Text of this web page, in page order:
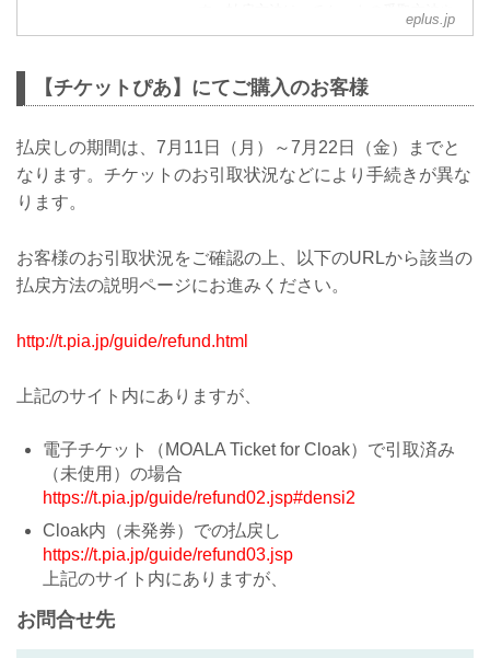
す。払戻方法は、チケットの受取方法や
支払方法などにより異なりますので、ご
eplus.jp
【チケットぴあ】にてご購入のお客様
払戻しの期間は、7月11日（月）～7月22日（金）までと
なります。チケットのお引取状況などにより手続きが異な
ります。
お客様のお引取状況をご確認の上、以下のURLから該当の
払戻方法の説明ページにお進みください。
http://t.pia.jp/guide/refund.html
上記のサイト内にありますが、
電子チケット（MOALA Ticket for Cloak）で引取済み
（未使用）の場合
https://t.pia.jp/guide/refund02.jsp#densi2
Cloak内（未発券）での払戻し
https://t.pia.jp/guide/refund03.jsp
上記のサイト内にありますが、
お問合せ先